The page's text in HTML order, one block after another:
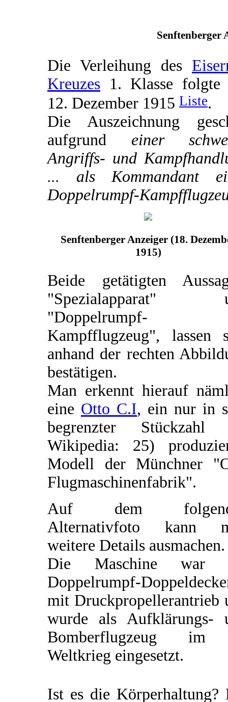
Senftenberger
Die Verleihung des
Kreuzes 1. Klasse folgte
12. Dezember 1915 Liste.
Die Auszeichnung
aufgrund einer
Angriffs- und
... als Kommandant
Doppelrumpf-
Senftenberger Anzeiger (18.
1915)
Beide getätigten
"Spezialapparat"
"Doppelrumpf-
Kampfflugzeug", lassen
anhand der rechten
bestätigen.
Man erkennt hierauf
eine Otto C.I, ein nur in
begrenzter Stückzahl
Wikipedia: 25)
Modell der Münchner
Flugmaschinenfabrik".
Auf dem
Alternativfoto kann
weitere Details ausmachen.
Die Maschine war
Doppelrumpf-
mit Druckpropellerantrieb
wurde als Aufklärungs-
Bomberflugzeug
Weltkrieg eingesetzt.
Ist es die Körperhaltung?